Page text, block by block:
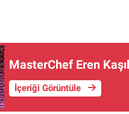
MasterChef Eren
İçeriği Görüntüle